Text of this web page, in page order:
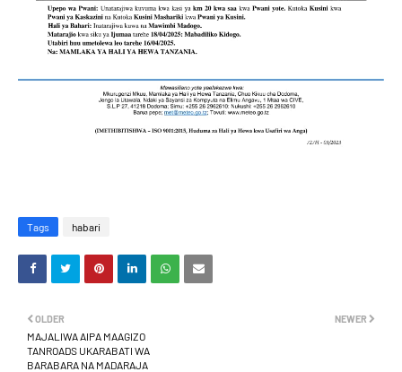
Tags habari
NEWER
OLDER
MAJALIWA AIPA MAAGIZO
TANROADS UKARABATI WA
BARABARA NA MADARAJA